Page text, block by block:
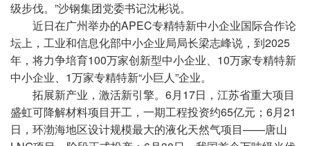
级步伐。”沙钢集团党委书记沈彬说。
近日在广州举办的APEC专精特新中小企业国际合作论
坛上，工业和信息化部中小企业局局长梁志峰说，到2025
年，将力争培育100万家创新型中小企业、10万家专精特新
中小企业、1万家专精特新“小巨人”企业。
拓展新产业，激活新引擎。6月17日，江苏省重大项目
盛虹可降解材料项目开工，一期工程投资约65亿元；6月21
日，环渤海地区设计规模最大的液化天然气项目——唐山